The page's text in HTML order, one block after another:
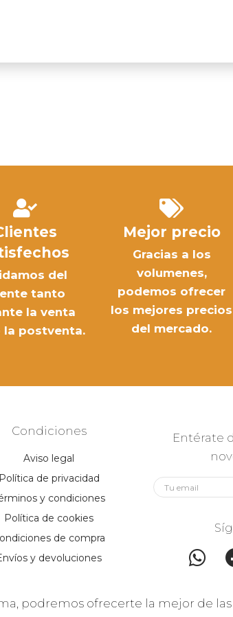
del
tanto
la venta
la postventa.
Mejor precio
Gracias a los
volumenes,
podemos ofrecer
los mejores precios
del mercado.
Condiciones
Aviso legal
Política de privacidad
y condiciones
Política de cookies
de compra
y devoluciones
Entérate
podremos ofrecerte la mejor de